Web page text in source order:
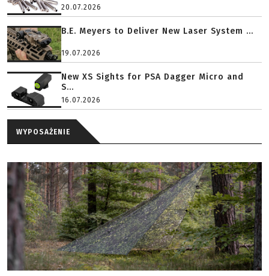
20.07.2026
B.E. Meyers to Deliver New Laser System ...
19.07.2026
New XS Sights for PSA Dagger Micro and
S...
16.07.2026
WYPOSAŻENIE